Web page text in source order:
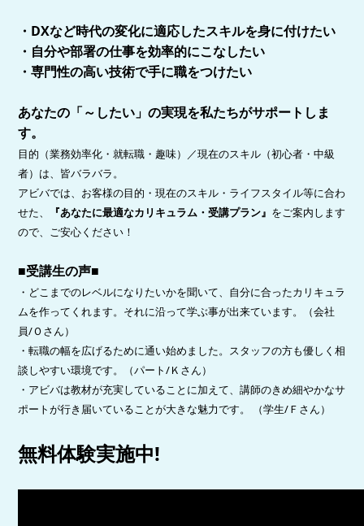
・DXなど時代の変化に適応したスキルを身に付けたい
・自分や部署の仕事を効率的にこなしたい
・専門性の高い技術で手に職をつけたい
あなたの「～したい」の実現を私たちがサポートしま
す。
目的（業務効率化・就転職・趣味）／現在のスキル（初心者・中級
者）は、皆バラバラ。
アビバでは、お客様の目的・現在のスキル・ライフスタイル等に合わ
せた、
『あなたに最適なカリキュラム・受講プラン』 をご案内します
ので、ご安心ください！
■受講生の声■
・どこまでのレベルになりたいかを聞いて、自分に合ったカリキュラ
ムを作ってくれます。それに沿って学ぶ事が出来ています。（会社
員/Ｏさん）
・転職の幅を広げるために通い始めました。スタッフの方も優しく相
談しやすい環境です。（パート/Ｋさん）
・アビバは教材が充実していることに加えて、講師のきめ細やかなサ
ポートが行き届いていることが大きな魅力です。 （学生/Ｆさん）
無料体験実施中!